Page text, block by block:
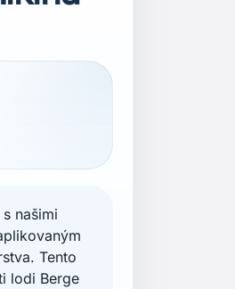
našimi
Tento
lodi Berge